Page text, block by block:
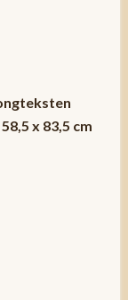
x 83,5 cm